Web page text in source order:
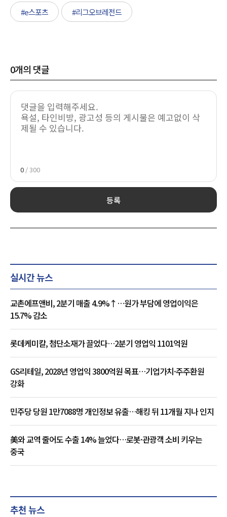
#e스포츠 #리그오브레전드
0개의 댓글
0 / 300
등록
실시간 뉴스
교촌에프앤비, 2분기 매출 4.9%↑…원가 부담에 영업이익은
15.7% 감소
롯데케미칼, 첨단소재가 끌었다…2분기 영업익 1101억원
GS리테일, 2028년 영업익 3800억원 목표…기업가치·주주환원
강화
민주당 당원 1만7088명 개인정보 유출…해킹 뒤 11개월 지나 인지
美와 교역 줄어도 수출 14% 늘었다…로봇·관광객 소비 키우는
중국
추천 뉴스